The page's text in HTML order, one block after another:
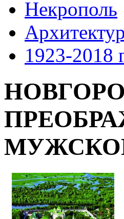
Некрополь
1923-2018